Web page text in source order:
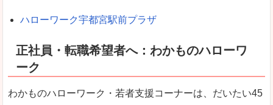
ハローワーク宇都宮駅前プラザ
正社員・転職希望者へ：わかものハローワ
ーク
わかものハローワーク・若者支援コーナーは、だいたい45